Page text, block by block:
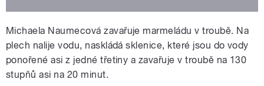
Michaela Naumecová zavařuje marmeládu v troubě. Na
plech nalije vodu, naskládá sklenice, které jsou do vody
ponořené asi z jedné třetiny a zavařuje v troubě na 130
stupňů asi na 20 minut.